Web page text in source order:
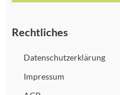
Rechtliches
Datenschutzerklärung
Impressum